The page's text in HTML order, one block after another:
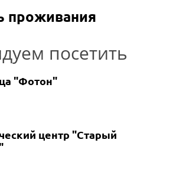
проживания
посетить
"Фотон"
центр "Старый